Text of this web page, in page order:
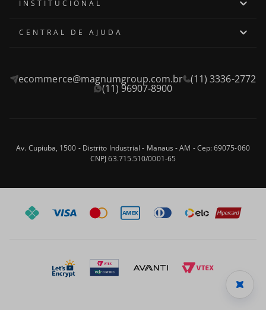
INSTITUCIONAL
Quem somos
Privacidade e Segurança
CENTRAL DE AJUDA
Fale Conosco
Formas de Pagamento
Perguntas frequentes
ecommerce@magnumgroup.com.br (11) 3336-2772
(11) 96907-8900
Av. Cupiuba, 1500 - Distrito Industrial - Manaus - AM - Cep: 69075-060
CNPJ 63.715.510/0001-65